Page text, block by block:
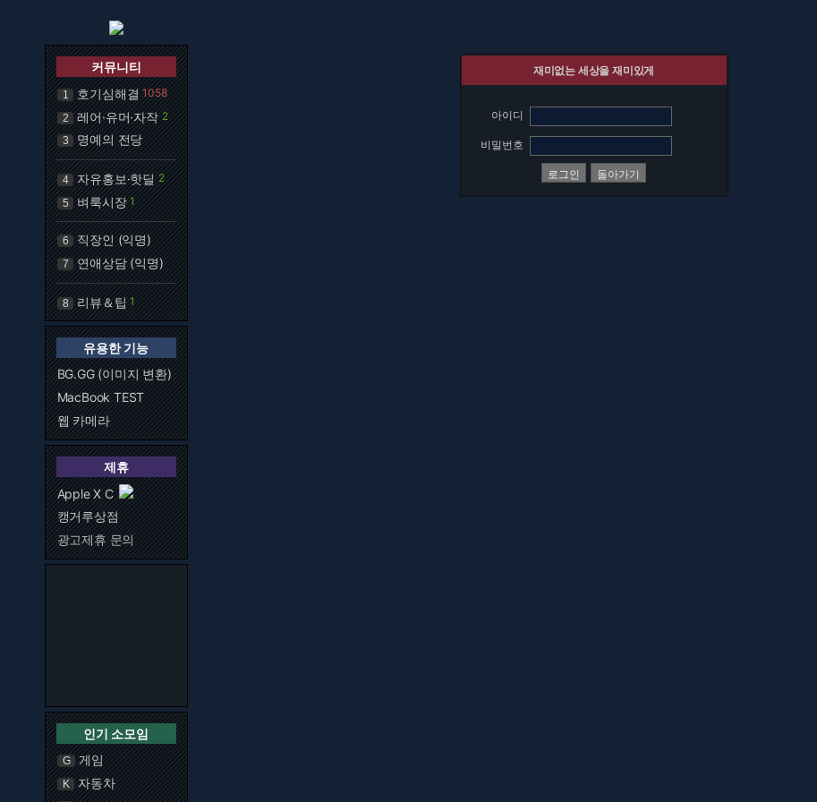
커뮤니티
1 호기심해결 1058
2 레어·유머·자작 2
3 명예의 전당
4 자유홍보·핫딜 2
5 벼룩시장 1
6 직장인 (익명)
7 연애상담 (익명)
8 리뷰＆팁 1
유용한 기능
BG.GG (이미지 변환)
MacBook TEST
웹 카메라
제휴
Apple X C
캥거루상점
광고제휴 문의
인기 소모임
G 게임
K 자동차
재미없는 세상을 재미있게
아이디
비밀번호